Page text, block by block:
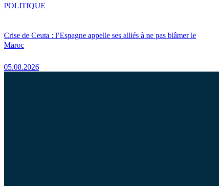
Crise de Ceuta : l’Espagne appelle ses alliés à ne pas blâmer le
Maroc
05.08.2026
POLITIQUE